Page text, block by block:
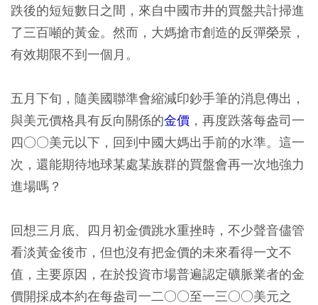
跌後的短短數日之間，來自中國市井的買盤共計掃進
了三百噸的黃金。然而，大媽搶市創造的反彈榮景，
有效期限不到一個月。
五月下旬，隨美國聯準會縮減印鈔手筆的消息傳出，
與美元價格具有反向關係的金價 ，再度跌落每盎司一
四○○美元以下，回到中國大媽出手前的水準。這一
次，還能期待地球某處某族群的買盤會再一次地強力
進場嗎？
回想三月底、四月初金價跳水重挫時，不少聲音儘管
看淡黃金後市，但也沒有把金價的未來看得一文不
值，主要原因，在於投資市場普遍認定礦脈業者的金
價開採成本約在每盎司一二○○至一三○○美元之